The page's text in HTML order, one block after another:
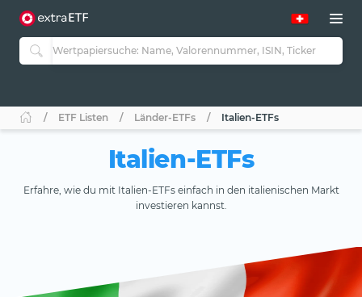
ETF Listen Länder-ETFs Italien-ETFs
Italien-ETFs
Erfahre, wie du mit Italien-ETFs einfach in den italienischen Markt
investieren kannst.